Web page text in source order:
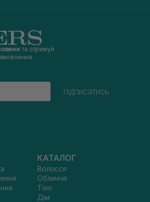
та отримуй
підписатись
КАТАЛОГ
Волосся
Обличчя
Тіло
Дім